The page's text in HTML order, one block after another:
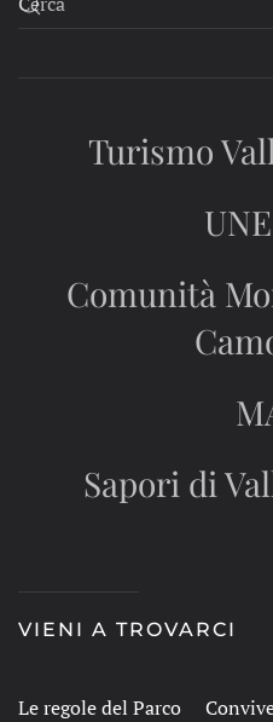
Turismo
Comunità
Sapori di
VIENI A TROVARCI
Le regole del Parco